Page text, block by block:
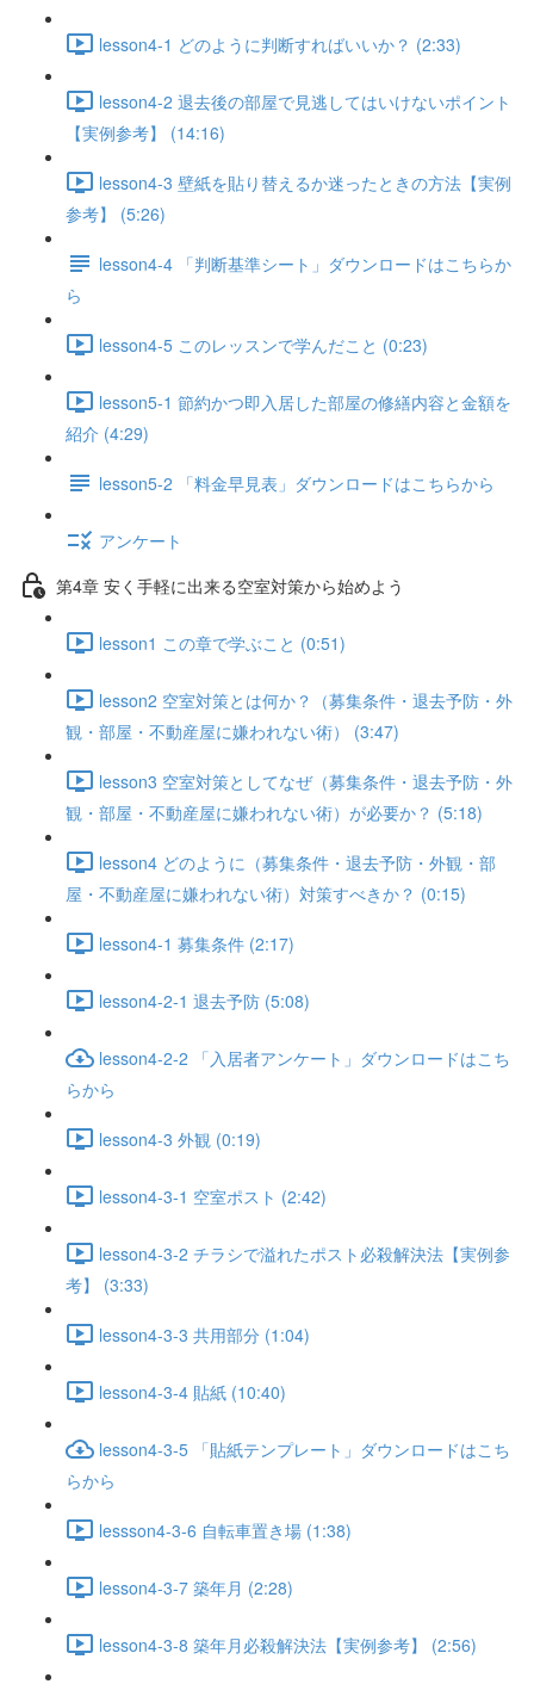
lesson4-1 どのように判断すればいいか？ (2:33)
lesson4-2 退去後の部屋で見逃してはいけないポイント
【実例参考】 (14:16)
lesson4-3 壁紙を貼り替えるか迷ったときの方法【実例
参考】 (5:26)
lesson4-4 「判断基準シート」ダウンロードはこちらか
ら
lesson4-5 このレッスンで学んだこと (0:23)
lesson5-1 節約かつ即入居した部屋の修繕内容と金額を
紹介 (4:29)
lesson5-2 「料金早見表」ダウンロードはこちらから
アンケート
第4章 安く手軽に出来る空室対策から始めよう
lesson1 この章で学ぶこと (0:51)
lesson2 空室対策とは何か？（募集条件・退去予防・外
観・部屋・不動産屋に嫌われない術） (3:47)
lesson3 空室対策としてなぜ（募集条件・退去予防・外
観・部屋・不動産屋に嫌われない術）が必要か？ (5:18)
lesson4 どのように（募集条件・退去予防・外観・部
屋・不動産屋に嫌われない術）対策すべきか？ (0:15)
lesson4-1 募集条件 (2:17)
lesson4-2-1 退去予防 (5:08)
lesson4-2-2 「入居者アンケート」ダウンロードはこち
らから
lesson4-3 外観 (0:19)
lesson4-3-1 空室ポスト (2:42)
lesson4-3-2 チラシで溢れたポスト必殺解決法【実例参
考】 (3:33)
lesson4-3-3 共用部分 (1:04)
lesson4-3-4 貼紙 (10:40)
lesson4-3-5 「貼紙テンプレート」ダウンロードはこち
らから
lessson4-3-6 自転車置き場 (1:38)
lesson4-3-7 築年月 (2:28)
lesson4-3-8 築年月必殺解決法【実例参考】 (2:56)